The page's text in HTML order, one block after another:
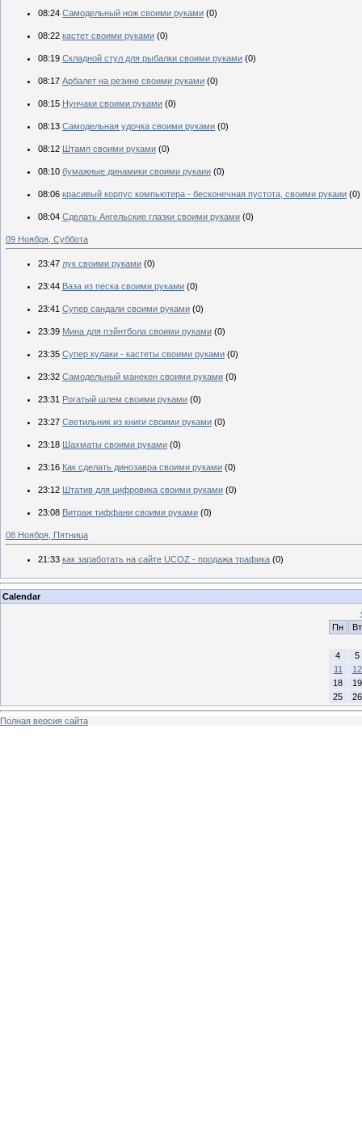
08:24 Самодельный нож своими руками (0)
08:22 кастет своими руками (0)
08:19 Складной стул для рыбалки своими руками (0)
08:17 Арбалет на резине своими руками (0)
08:15 Нунчаки своими руками (0)
08:13 Самодельная удочка своими руками (0)
08:12 Штамп своими руками (0)
08:10 бумажные динамики своими рукаии (0)
08:06 красивый корпус компьютера - бесконечная пустота, своими рукаии (0)
08:04 Сделать Ангельские глазки своими руками (0)
09 Ноября, Суббота
23:47 лук своими руками (0)
23:44 Ваза из песка своими руками (0)
23:41 Супер сандали своими руками (0)
23:39 Мина для пэйнтбола своими руками (0)
23:35 Супер кулаки - кастеты своими руками (0)
23:32 Самодельный манекен своими руками (0)
23:31 Рогатый шлем своими руками (0)
23:27 Светильник из книги своими руками (0)
23:18 Шахматы своими руками (0)
23:16 Как сделать динозавра своими руками (0)
23:12 Штатив для цифровика своими руками (0)
23:08 Витраж тиффани своими руками (0)
08 Ноября, Пятница
21:33 как заработать на сайте UCOZ - продажа трафика (0)
Calendar
Пн
Вт
4
5
11
12
18
19
25
26
Полная версия сайта